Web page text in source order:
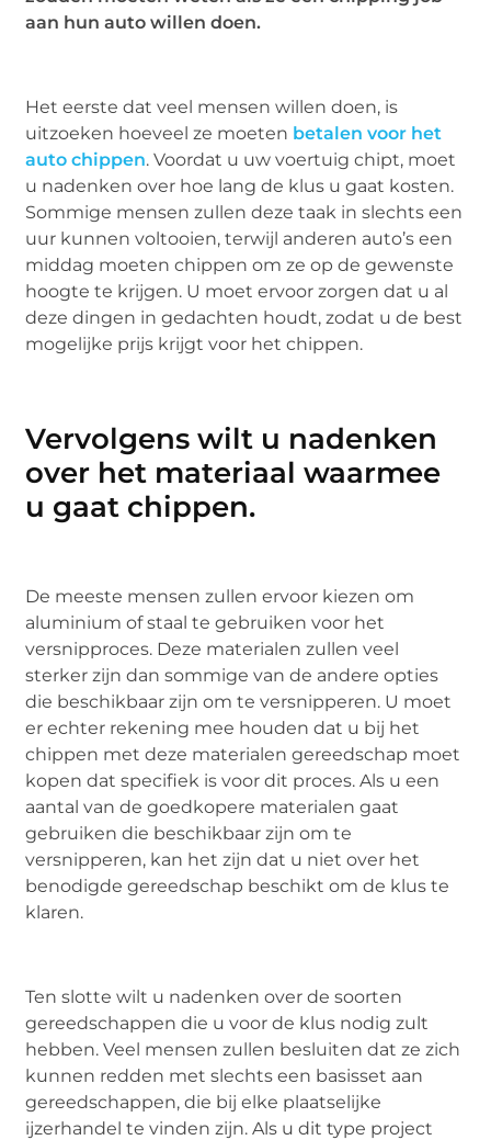
aan hun auto willen doen.
Het eerste dat veel mensen willen doen, is
uitzoeken hoeveel ze moeten betalen voor het
auto chippen. Voordat u uw voertuig chipt, moet
u nadenken over hoe lang de klus u gaat kosten.
Sommige mensen zullen deze taak in slechts een
uur kunnen voltooien, terwijl anderen auto’s een
middag moeten chippen om ze op de gewenste
hoogte te krijgen. U moet ervoor zorgen dat u al
deze dingen in gedachten houdt, zodat u de best
mogelijke prijs krijgt voor het chippen.
Vervolgens wilt u nadenken
over het materiaal waarmee
u gaat chippen.
De meeste mensen zullen ervoor kiezen om
aluminium of staal te gebruiken voor het
versnipproces. Deze materialen zullen veel
sterker zijn dan sommige van de andere opties
die beschikbaar zijn om te versnipperen. U moet
er echter rekening mee houden dat u bij het
chippen met deze materialen gereedschap moet
kopen dat specifiek is voor dit proces. Als u een
aantal van de goedkopere materialen gaat
gebruiken die beschikbaar zijn om te
versnipperen, kan het zijn dat u niet over het
benodigde gereedschap beschikt om de klus te
klaren.
Ten slotte wilt u nadenken over de soorten
gereedschappen die u voor de klus nodig zult
hebben. Veel mensen zullen besluiten dat ze zich
kunnen redden met slechts een basisset aan
gereedschappen, die bij elke plaatselijke
ijzerhandel te vinden zijn. Als u dit type project